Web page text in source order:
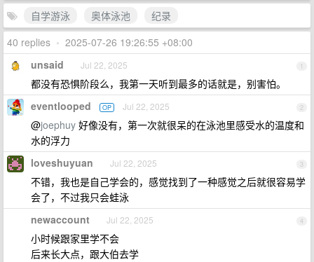
自学游泳 奥体泳池
纪录
40 replies • 2025-07-26 19:26:55 +08:00
1
unsaid Jul 22, 2025
都没有恐惧阶段么，我第一天听到最多的话就是，别害怕。
2
eventlooped OP Jul 22, 2025
@joephuy 好像没有，第一次就很呆的在泳池里感受水的温度和
水的浮力
3
loveshuyuan Jul 22, 2025
不错，我也是自己学会的，感觉找到了一种感觉之后就很容易学
会了，不过我只会蛙泳
4
newaccount Jul 22, 2025
小时候跟家里学不会
后来长大点，跟大伯去学